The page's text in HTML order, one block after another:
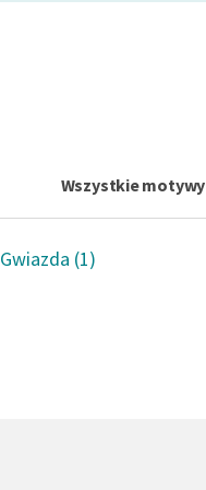
Wszystkie motywy
Gwiazda (1)